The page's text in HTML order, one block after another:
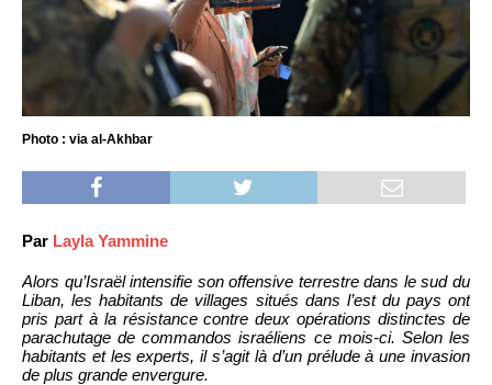
Photo : via al-Akhbar
Par Layla Yammine
Alors qu’Israël intensifie son offensive terrestre dans le sud du
Liban, les habitants de villages situés dans l’est du pays ont
pris part à la résistance contre deux opérations distinctes de
parachutage de commandos israéliens ce mois-ci. Selon les
habitants et les experts, il s’agit là d’un prélude à une invasion
de plus grande envergure.